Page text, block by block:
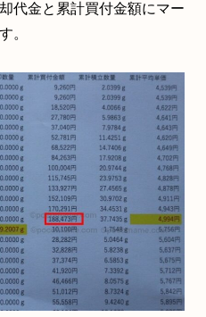
代金と累計買付金額にマー
。